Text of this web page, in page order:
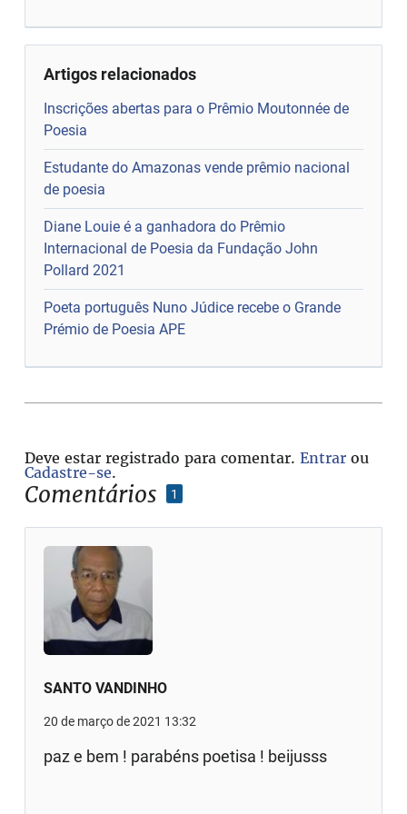
Artigos relacionados
Inscrições abertas para o Prêmio Moutonnée de
Poesia
Estudante do Amazonas vende prêmio nacional
de poesia
Diane Louie é a ganhadora do Prêmio
Internacional de Poesia da Fundação John
Pollard 2021
Poeta português Nuno Júdice recebe o Grande
Prémio de Poesia APE
Comentários 1
SANTO VANDINHO
20 de março de 2021 13:32
paz e bem ! parabéns poetisa ! beijusss
Deve estar registrado para comentar.Entrar ou
Cadastre-se.